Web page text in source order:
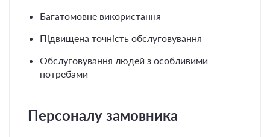
Багатомовне використання
Підвищена точність обслуговування
Обслуговування людей з особливими
потребами
Персоналу замовника